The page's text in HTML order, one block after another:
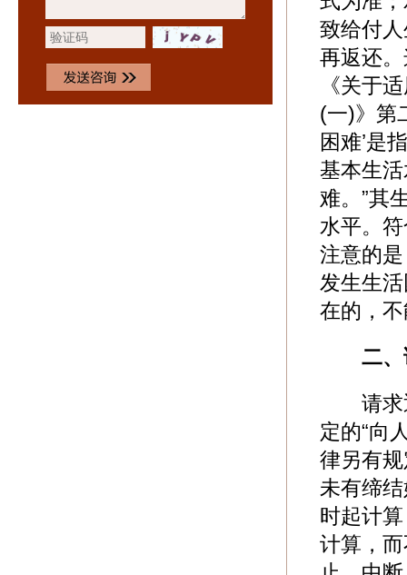
致给付
再返还
《关于
(一)》第
困难’是
基本生
难。”其
水平。
注意的
发生生
在的，
二
请求返
定的“向
律另有
未有缔
时起计
计算，